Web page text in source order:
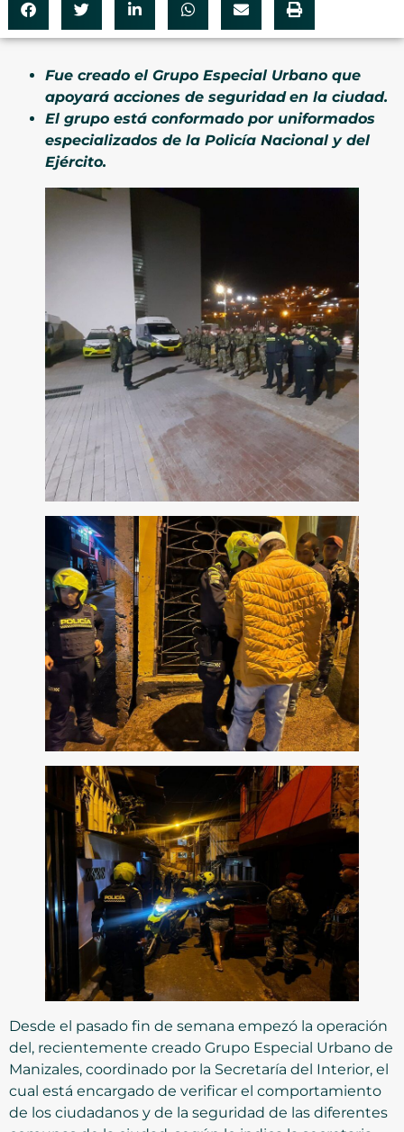
Fue creado el Grupo Especial Urbano que
apoyará acciones de seguridad en la ciudad.
El grupo está conformado por uniformados
especializados de la Policía Nacional y del
Ejército.
Desde el pasado fin de semana empezó la operación
del, recientemente creado Grupo Especial Urbano de
Manizales, coordinado por la Secretaría del Interior, el
cual está encargado de verificar el comportamiento
de los ciudadanos y de la seguridad de las diferentes